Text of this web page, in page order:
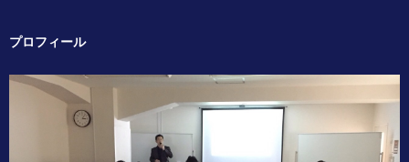
プロフィール